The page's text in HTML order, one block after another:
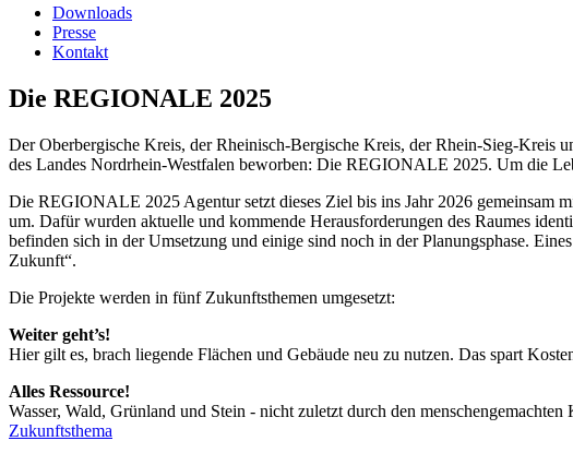
Downloads
Presse
Kontakt
Die REGIONALE 2025
Der Oberbergische Kreis, der Rheinisch-Bergische Kreis, der Rhein-Sieg-Kreis
des Landes Nordrhein-Westfalen beworben: Die REGIONALE 2025. Um die
Die REGIONALE 2025 Agentur setzt dieses Ziel bis ins Jahr 2026 gemeinsam
um. Dafür wurden aktuelle und kommende Herausforderungen des Raumes
befinden sich in der Umsetzung und einige sind noch in der Planungsphase.
Zukunft“.
Die Projekte werden in fünf Zukunftsthemen umgesetzt:
Weiter geht’s!
Hier gilt es, brach liegende Flächen und Gebäude neu zu nutzen. Das spart
Alles Ressource!
Wasser, Wald, Grünland und Stein - nicht zuletzt durch den
Zukunftsthema